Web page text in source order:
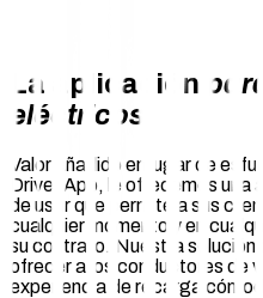
La aplicación
eléctricos
Valor añadido en lugar de
Driver App, le ofrecemos una
de usar que permite a sus
cualquier momento y en
su contrato. Nuestra solución
ofrecer a los conductores de
experiencia de recarga